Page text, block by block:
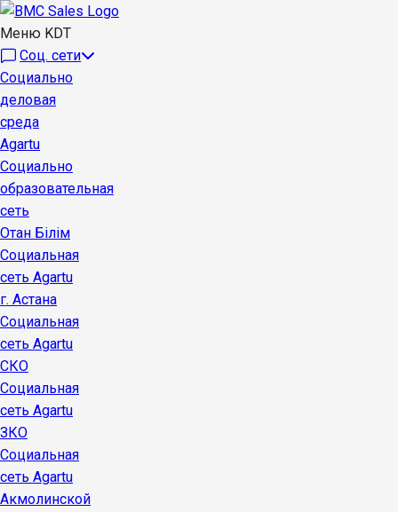
Меню KDT
Соц. сети
Социально
деловая
среда
Agartu
Социально
образовательная
сеть
Отан Бiлiм
Социальная
сеть Agartu
г. Астана
Социальная
сеть Agartu
СКО
Социальная
сеть Agartu
ЗКО
Социальная
сеть Agartu
Акмолинской